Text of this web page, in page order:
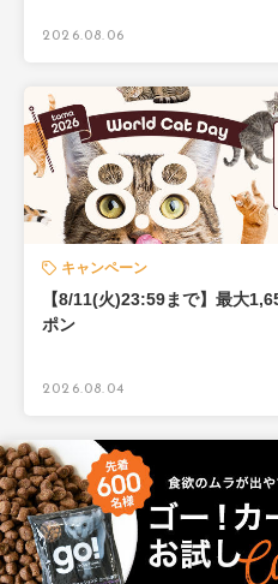
2026.08.06
キャンペーン
【8/11(火)23:59まで】最大
ポン
2026.08.04